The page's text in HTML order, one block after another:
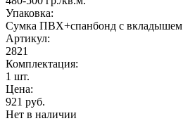
Упаковка:
Сумка ПВХ+спанбонд с вкладышем
Артикул:
2821
Комплектация:
1 шт.
Цена:
921 руб.
Нет в наличии